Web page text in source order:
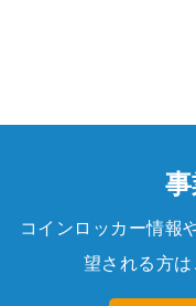
コインロッカー情報
望される方は